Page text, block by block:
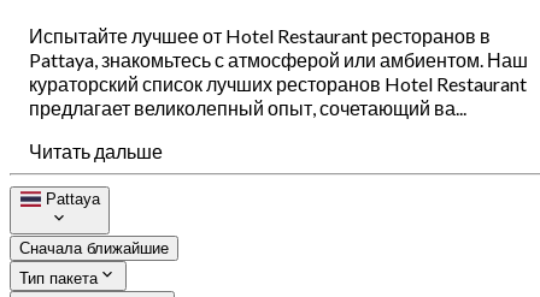
Испытайте лучшее от Hotel Restaurant ресторанов в
Pattaya, знакомьтесь с атмосферой или амбиентом. Наш
кураторский список лучших ресторанов Hotel Restaurant
предлагает великолепный опыт, сочетающий ва...
Читать дальше
Pattaya
Сначала ближайшие
Тип пакета